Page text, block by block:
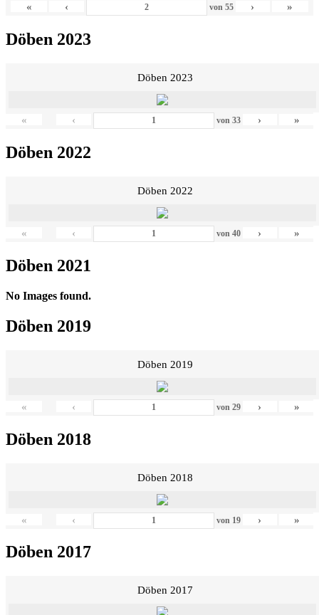
« ‹ von 55 › »
Döben 2023
Döben 2023
« ‹ von 33 › »
Döben 2022
Döben 2022
« ‹ von 40 › »
Döben 2021
No Images found.
Döben 2019
Döben 2019
« ‹ von 29 › »
Döben 2018
Döben 2018
« ‹ von 19 › »
Döben 2017
Döben 2017